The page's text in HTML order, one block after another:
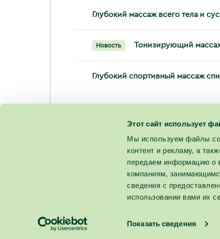
Этот сайт использует
Мы используем файлы
контент и рекламу, а
передаем информацию о
компаниям,
сведения с
использовании вами их
Показать сведения
Глубокий массаж всего тела и
Новость Тонизирующий
Глубокий спортивный массаж